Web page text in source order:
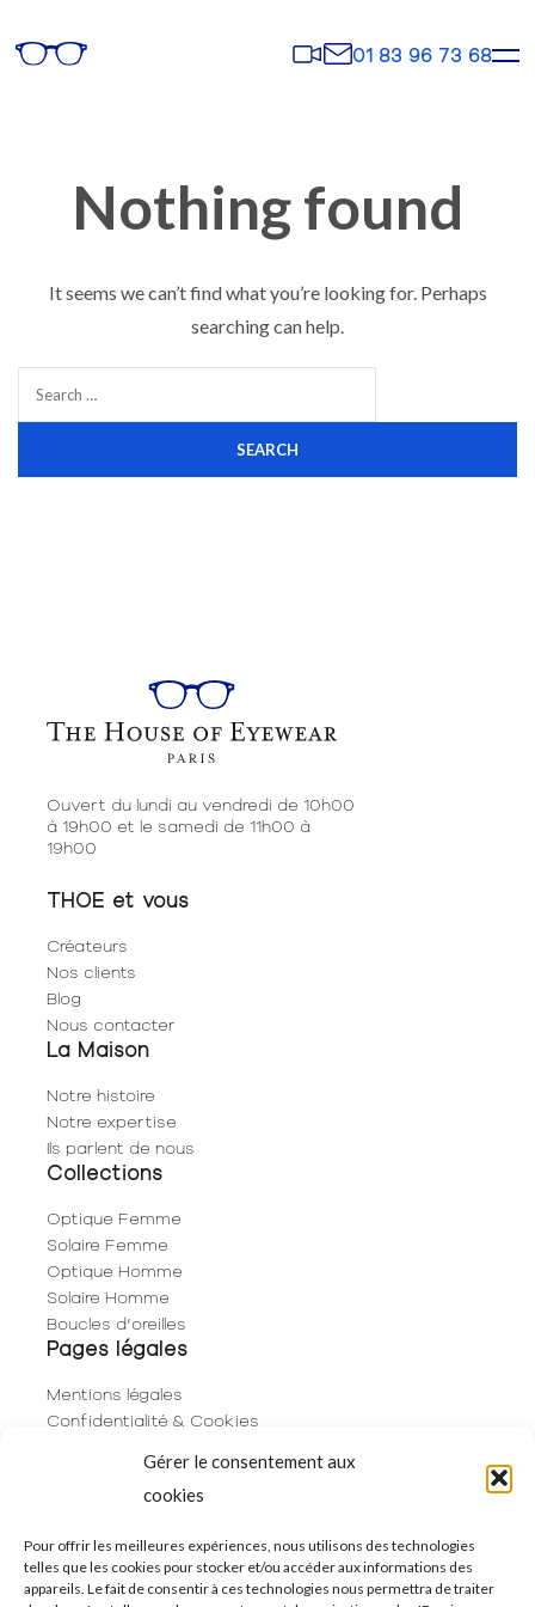
Gérer le consentement aux
cookies
Pour offrir les meilleures expériences, nous utilisons des technologies
telles que les cookies pour stocker et/ou accéder aux informations des
appareils. Le fait de consentir à ces technologies nous permettra de traiter
Rendez-
vous
Contact
01 83 96 73 68
Nothing found
It seems we can’t find what you’re looking for. Perhaps
searching can help.
Ouvert du lundi au vendredi de 10h00
à 19h00 et le samedi de 11h00 à
19h00
THOE et vous
Créateurs
Nos clients
Blog
Nous contacter
La Maison
Notre histoire
Notre expertise
Ils parlent de nous
Collections
Optique Femme
Solaire Femme
Optique Homme
Solaire Homme
Boucles d’oreilles
Pages légales
Mentions légales
Confidentialité & Cookies
Politique de cookies (UE)
06 29 53 66 63
01 83 96 73 68
250 Rue de Rivoli